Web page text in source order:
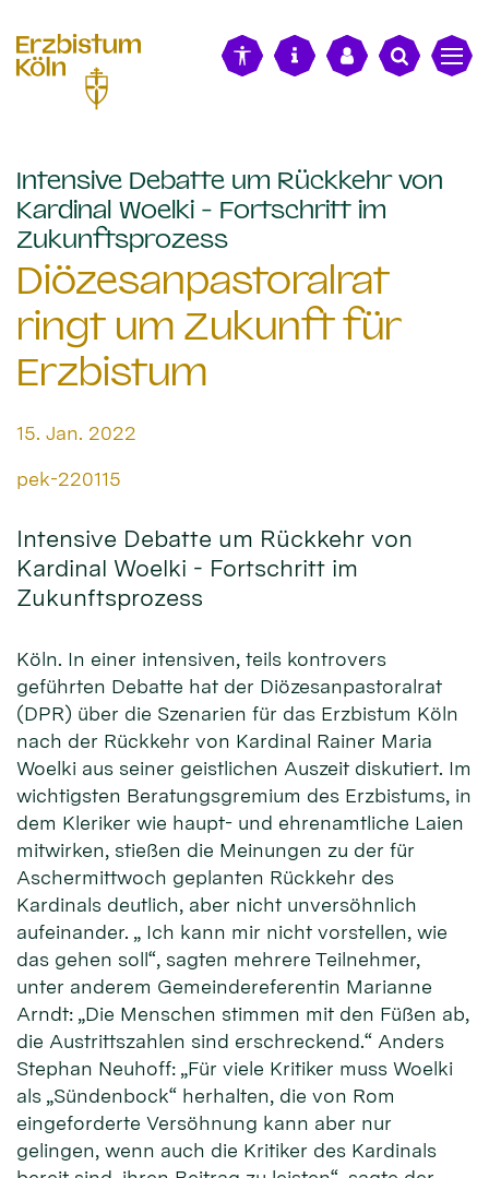
Intensive Debatte um Rückkehr von
Kardinal Woelki - Fortschritt im
Zukunftsprozess:
Diözesanpastoralrat
ringt um Zukunft für
Erzbistum
Datum:
15. Jan. 2022
Von:
pek-220115
Intensive Debatte um Rückkehr von
Kardinal Woelki - Fortschritt im
Zukunftsprozess
Köln. In einer intensiven, teils kontrovers
geführten Debatte hat der Diözesanpastoralrat
(DPR) über die Szenarien für das Erzbistum Köln
nach der Rückkehr von Kardinal Rainer Maria
Woelki aus seiner geistlichen Auszeit diskutiert. Im
wichtigsten Beratungsgremium des Erzbistums, in
dem Kleriker wie haupt- und ehrenamtliche Laien
mitwirken, stießen die Meinungen zu der für
Aschermittwoch geplanten Rückkehr des
Kardinals deutlich, aber nicht unversöhnlich
aufeinander. „ Ich kann mir nicht vorstellen, wie
das gehen soll“, sagten mehrere Teilnehmer,
unter anderem Gemeindereferentin Marianne
Arndt: „Die Menschen stimmen mit den Füßen ab,
die Austrittszahlen sind erschreckend.“ Anders
Stephan Neuhoff: „Für viele Kritiker muss Woelki
als „Sündenbock“ herhalten, die von Rom
eingeforderte Versöhnung kann aber nur
gelingen, wenn auch die Kritiker des Kardinals